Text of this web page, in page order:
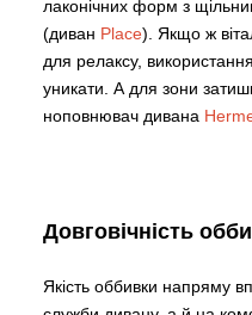
лаконічних форм з
(диван Place). Якщо ж
для релаксу,
уникати. А для зони
ноповнювач дивана
Довговічність
Якість оббивки напряму